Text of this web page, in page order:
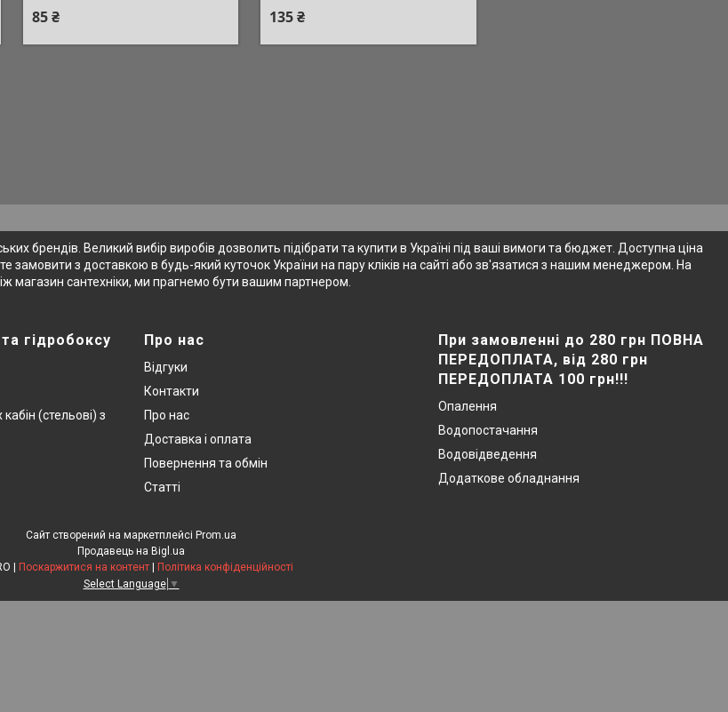
85 ₴ 135 ₴
брендів. Великий вибір виробів дозволить підібрати та купити в Україні під ваші вимоги та бюджет. Доступна ціна
з доставкою в будь-який куточок України на пару кліків на сайті або зв'язатися з нашим менеджером. На
магазин сантехніки, ми прагнемо бути вашим партнером.
гідробоксу
(стельові) з
Про нас
Відгуки
Контакти
Про нас
Доставка і оплата
Повернення та обмін
Статті
При замовленні до 280 грн ПОВНА
ПЕРЕДОПЛАТА, від 280 грн
ПЕРЕДОПЛАТА 100 грн!!!
Опалення
Водопостачання
Водовідведення
Додаткове обладнання
Сайт створений на маркетплейсі Prom.ua
Продавець на Bigl.ua
Поскаржитися на контент
Політика конфіденційності
Select Language ▼